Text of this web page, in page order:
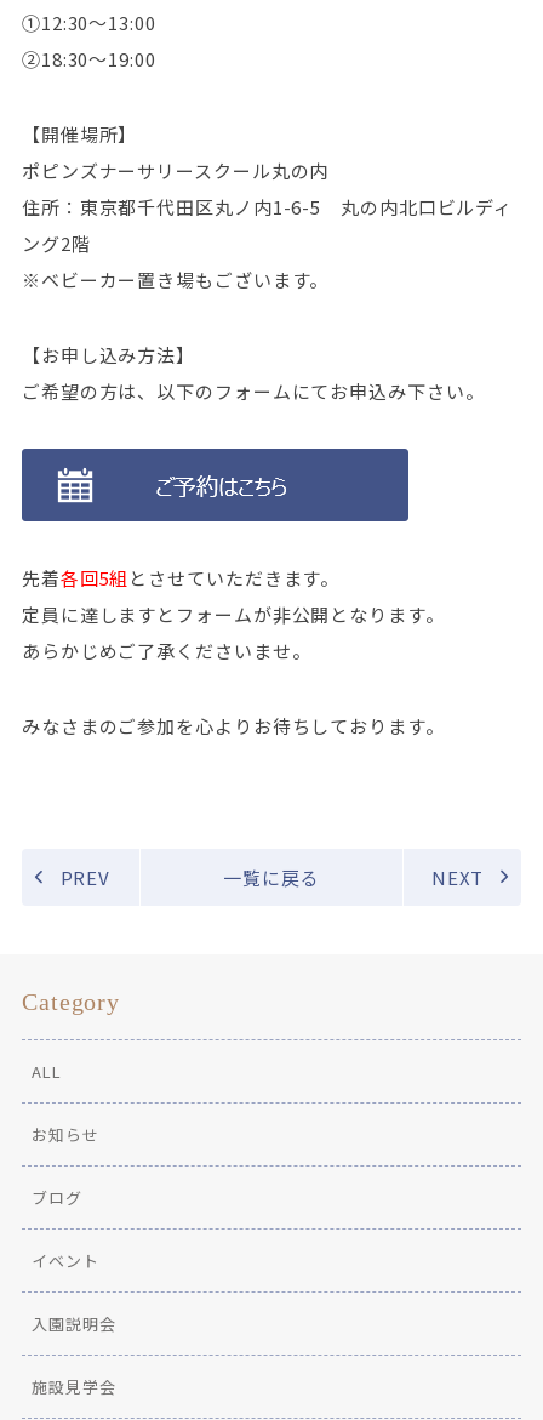
①12:30～13:00
②18:30～19:00
【開催場所】
ポピンズナーサリースクール丸の内
住所：東京都千代田区丸ノ内1-6-5 丸の内北口ビルディ
ング2階
※ベビーカー置き場もございます。
【お申し込み方法】
ご希望の方は、以下のフォームにてお申込み下さい。
先着各回5組 とさせていただきます。
定員に達しますとフォームが非公開となります。
あらかじめご了承くださいませ。
みなさまのご参加を心よりお待ちしております。
PREV 一覧に戻る NEXT
Category
ALL
お知らせ
ブログ
イベント
入園説明会
施設見学会